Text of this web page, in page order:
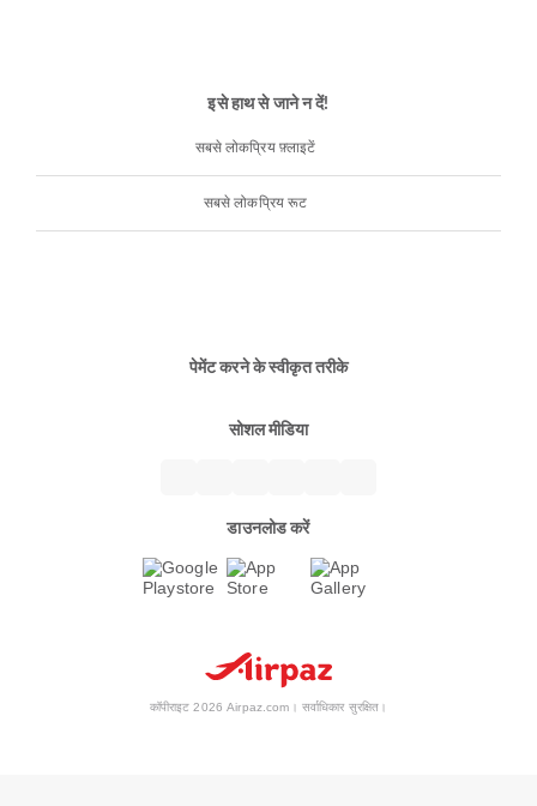
इसे हाथ से जाने न दें!
सबसे लोकप्रिय फ़्लाइटें
सबसे लोकप्रिय रूट
पेमेंट करने के स्वीकृत तरीके
सोशल मीडिया
डाउनलोड करें
कॉपीराइट 2026 Airpaz.com। सर्वाधिकार सुरक्षित।